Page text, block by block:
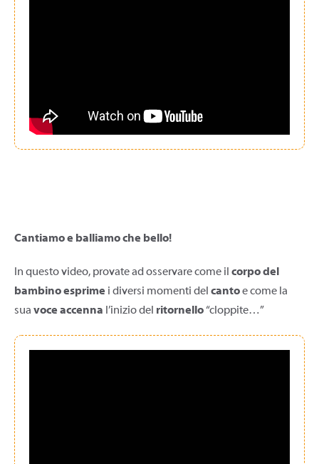
Cantiamo e balliamo che bello!
In questo video, provate ad osservare come il corpo del
bambino esprime i diversi momenti del cantoe come la
sua voce accenna l’inizio del ritornello“cloppite…”